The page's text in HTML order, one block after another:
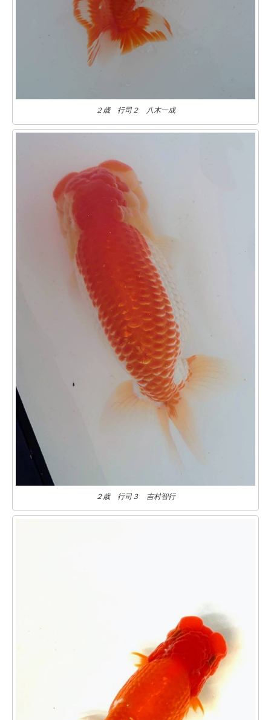
２歳 行司２ 八木一成
２歳 行司３ 吉村智行